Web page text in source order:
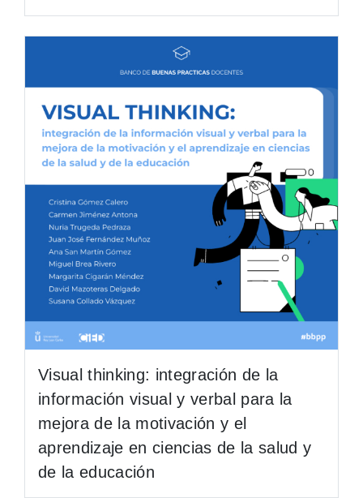
Visual thinking: integración de la
información visual y verbal para la
mejora de la motivación y el
aprendizaje en ciencias de la salud y
de la educación